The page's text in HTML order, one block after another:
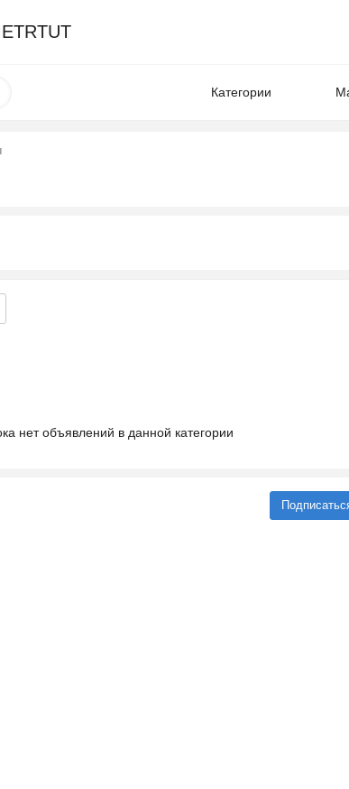
Категории
нет объявлений в данной категории